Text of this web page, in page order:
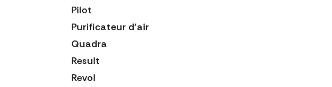
Pilot
Purificateur d'air
Quadra
Result
Revol